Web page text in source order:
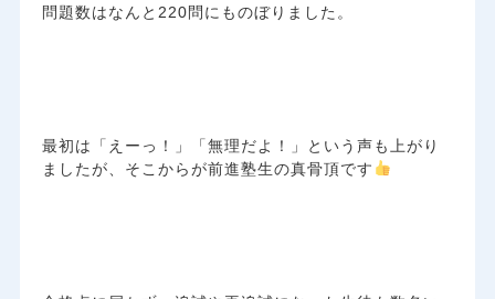
問題数はなんと220問にものぼりました。
最初は「えーっ！」「無理だよ！」という声も上がり
ましたが、そこからが前進塾生の真骨頂です